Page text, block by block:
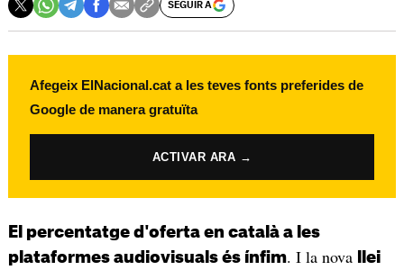
SEGUIR A
Afegeix ElNacional.cat a les teves fonts preferides de
Google de manera gratuïta
ACTIVAR ARA →
El percentatge d'oferta en català a les
plataformes audiovisuals és ínfim. I la nova
llei